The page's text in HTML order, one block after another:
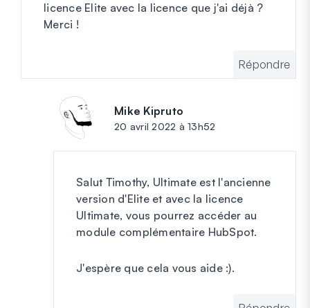
licence Elite avec la licence que j'ai déjà ?
Merci !
Répondre
Mike Kipruto
20 avril 2022 à 13h52
Salut Timothy, Ultimate est l'ancienne
version d'Elite et avec la licence
Ultimate, vous pourrez accéder au
module complémentaire HubSpot.
J'espère que cela vous aide :).